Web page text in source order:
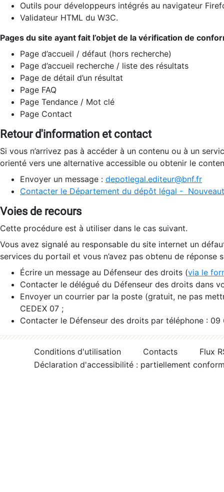
Outils pour développeurs intégrés au navigateur
Validateur HTML du W3C.
Pages du site ayant fait l’objet de la vérification de
Page d’accueil / défaut (hors recherche)
Page d’accueil recherche / liste des résultats
Page de détail d’un résultat
Page FAQ
Page Tendance / Mot clé
Page Contact
Retour d'information et contact
Si vous n’arrivez pas à accéder à un contenu ou à un
orienté vers une alternative accessible ou obtenir le
Envoyer un message : depotlegal.editeur@bnf.fr
Contacter le Département du dépôt légal -
Voies de recours
Cette procédure est à utiliser dans le cas suivant.
Vous avez signalé au responsable du site internet un
services du portail et vous n’avez pas obtenu de réponse
Écrire un message au Défenseur des droits (via le
Contacter le délégué du Défenseur des droits dans
Envoyer un courrier par la poste (gratuit, ne pas
CEDEX 07 ;
Contacter le Défenseur des droits par téléphone :
Conditions d'utilisation Contacts
Flux
Déclaration d'accessibilité : partiellement